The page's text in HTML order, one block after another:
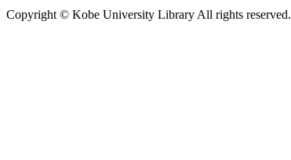
Copyright © Kobe University Library All rights reserved.